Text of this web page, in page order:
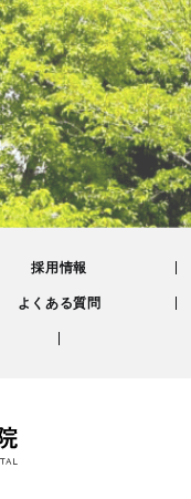
採用情報
よくある質問